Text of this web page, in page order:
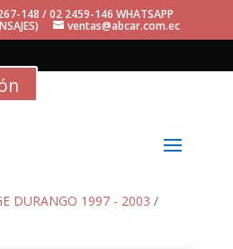
148 / 02 2459-146 WHATSAPP
ventas@abcar.com.ec
DURANGO 1997 - 2003 /